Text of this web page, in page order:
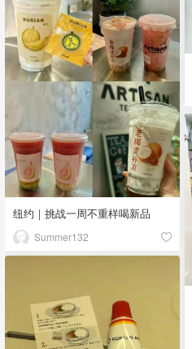
纽约｜挑战一周不重样喝新品
Summer132